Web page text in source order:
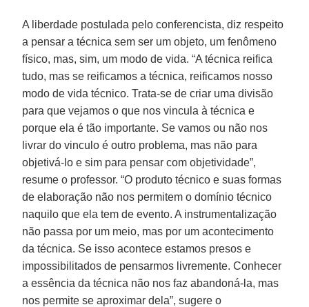
A liberdade postulada pelo conferencista, diz respeito
a pensar a técnica sem ser um objeto, um fenômeno
físico, mas, sim, um modo de vida. “A técnica reifica
tudo, mas se reificamos a técnica, reificamos nosso
modo de vida técnico. Trata-se de criar uma divisão
para que vejamos o que nos vincula à técnica e
porque ela é tão importante. Se vamos ou não nos
livrar do vinculo é outro problema, mas não para
objetivá-lo e sim para pensar com objetividade”,
resume o professor. “O produto técnico e suas formas
de elaboração não nos permitem o domínio técnico
naquilo que ela tem de evento. A instrumentalização
não passa por um meio, mas por um acontecimento
da técnica. Se isso acontece estamos presos e
impossibilitados de pensarmos livremente. Conhecer
a essência da técnica não nos faz abandoná-la, mas
nos permite se aproximar dela”, sugere o